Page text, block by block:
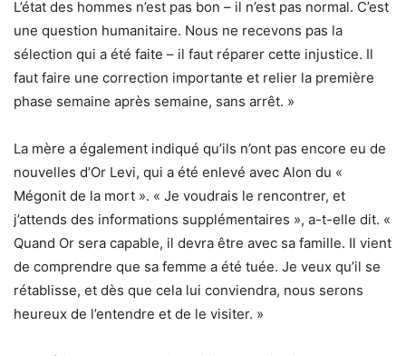
L’état des hommes n’est pas bon – il n’est pas normal. C’est
une question humanitaire. Nous ne recevons pas la
sélection qui a été faite – il faut réparer cette injustice. Il
faut faire une correction importante et relier la première
phase semaine après semaine, sans arrêt. »
La mère a également indiqué qu’ils n’ont pas encore eu de
nouvelles d’Or Levi, qui a été enlevé avec Alon du «
Mégonit de la mort ». « Je voudrais le rencontrer, et
j’attends des informations supplémentaires », a-t-elle dit. «
Quand Or sera capable, il devra être avec sa famille. Il vient
de comprendre que sa femme a été tuée. Je veux qu’il se
rétablisse, et dès que cela lui conviendra, nous serons
heureux de l’entendre et de le visiter. »